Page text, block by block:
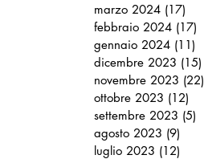
marzo 2024 (17)
febbraio 2024 (17)
gennaio 2024 (11)
dicembre 2023 (15)
novembre 2023 (22)
ottobre 2023 (12)
settembre 2023 (5)
agosto 2023 (9)
luglio 2023 (12)